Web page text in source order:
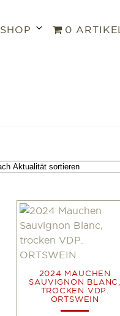
SHOP
Untermenü
öffnen
0 ARTIKEL
2024 MAUCHEN
SAUVIGNON BLANC,
TROCKEN VDP.
ORTSWEIN